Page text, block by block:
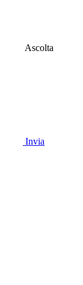
Ascolta
Invia